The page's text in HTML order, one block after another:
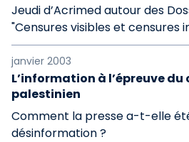
Jeudi d’Acrimed autour des
"Censures visibles et censures
janvier 2003
L’information à l’épreuve
palestinien
Comment la presse a-t-elle
désinformation ?